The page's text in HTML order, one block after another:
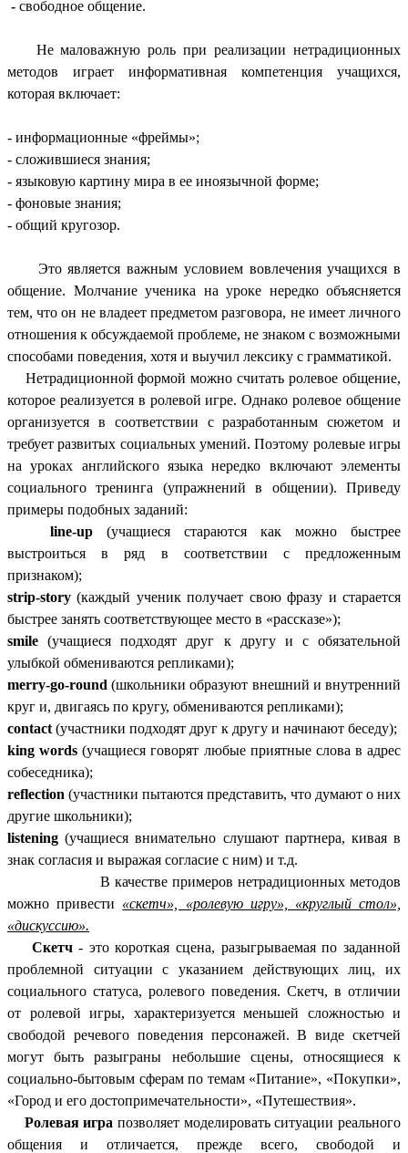
- свободное общение.
Не маловажную роль при реализации нетрадиционных
методов играет информативная компетенция учащихся,
которая включает:
- информационные «фреймы»;
- сложившиеся знания;
- языковую картину мира в ее иноязычной форме;
- фоновые знания;
- общий кругозор.
Это является важным условием вовлечения учащихся в
общение. Молчание ученика на уроке нередко объясняется
тем, что он не владеет предметом разговора, не имеет личного
отношения к обсуждаемой проблеме, не знаком с возможными
способами поведения, хотя и выучил лексику с грамматикой.
Нетрадиционной формой можно считать ролевое общение,
которое реализуется в ролевой игре. Однако ролевое общение
организуется в соответствии с разработанным сюжетом и
требует развитых социальных умений. Поэтому ролевые игры
на уроках английского языка нередко включают элементы
социального тренинга (упражнений в общении). Приведу
примеры подобных заданий:
line-up (учащиеся стараются как можно быстрее
выстроиться в ряд в соответствии с предложенным
признаком);
strip-story (каждый ученик получает свою фразу и старается
быстрее занять соответствующее место в «рассказе»);
smile (учащиеся подходят друг к другу и с обязательной
улыбкой обмениваются репликами);
merry-go-round (школьники образуют внешний и внутренний
круг и, двигаясь по кругу, обмениваются репликами);
contact (участники подходят друг к другу и начинают беседу);
king words (учащиеся говорят любые приятные слова в адрес
собеседника);
reflection (участники пытаются представить, что думают о них
другие школьники);
listening (учащиеся внимательно слушают партнера, кивая в
знак согласия и выражая согласие с ним) и т.д.
В качестве примеров нетрадиционных методов
можно привести «скетч», «ролевую игру», «круглый стол»,
«дискуссию».
Скетч- это короткая сцена, разыгрываемая по заданной
проблемной ситуации с указанием действующих лиц, их
социального статуса, ролевого поведения. Скетч, в отличии
от ролевой игры, характеризуется меньшей сложностью и
свободой речевого поведения персонажей. В виде скетчей
могут быть разыграны небольшие сцены, относящиеся к
социально-бытовым сферам по темам «Питание», «Покупки»,
«Город и его достопримечательности», «Путешествия».
Ролевая игра позволяет моделировать ситуации реального
общения и отличается, прежде всего, свободой и